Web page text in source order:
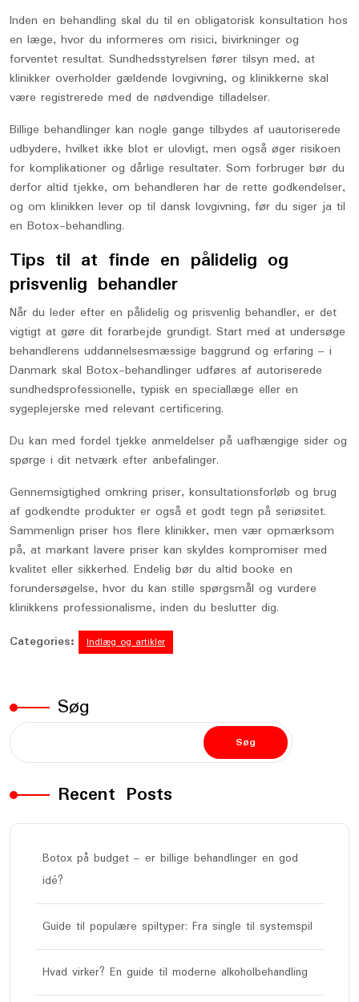
Inden en behandling skal du til en obligatorisk konsultation hos
en læge, hvor du informeres om risici, bivirkninger og
forventet resultat. Sundhedsstyrelsen fører tilsyn med, at
klinikker overholder gældende lovgivning, og klinikkerne skal
være registrerede med de nødvendige tilladelser.
Billige behandlinger kan nogle gange tilbydes af uautoriserede
udbydere, hvilket ikke blot er ulovligt, men også øger risikoen
for komplikationer og dårlige resultater. Som forbruger bør du
derfor altid tjekke, om behandleren har de rette godkendelser,
og om klinikken lever op til dansk lovgivning, før du siger ja til
en Botox-behandling.
Tips til at finde en pålidelig og
prisvenlig behandler
Når du leder efter en pålidelig og prisvenlig behandler, er det
vigtigt at gøre dit forarbejde grundigt. Start med at undersøge
behandlerens uddannelsesmæssige baggrund og erfaring – i
Danmark skal Botox-behandlinger udføres af autoriserede
sundhedsprofessionelle, typisk en speciallæge eller en
sygeplejerske med relevant certificering.
Du kan med fordel tjekke anmeldelser på uafhængige sider og
spørge i dit netværk efter anbefalinger.
Gennemsigtighed omkring priser, konsultationsforløb og brug
af godkendte produkter er også et godt tegn på seriøsitet.
Sammenlign priser hos flere klinikker, men vær opmærksom
på, at markant lavere priser kan skyldes kompromiser med
kvalitet eller sikkerhed. Endelig bør du altid booke en
forundersøgelse, hvor du kan stille spørgsmål og vurdere
klinikkens professionalisme, inden du beslutter dig.
Categories:
Indlæg og artikler
Søg
Søg
Recent Posts
Botox på budget – er billige behandlinger en god
idé?
Guide til populære spiltyper: Fra single til systemspil
Hvad virker? En guide til moderne alkoholbehandling